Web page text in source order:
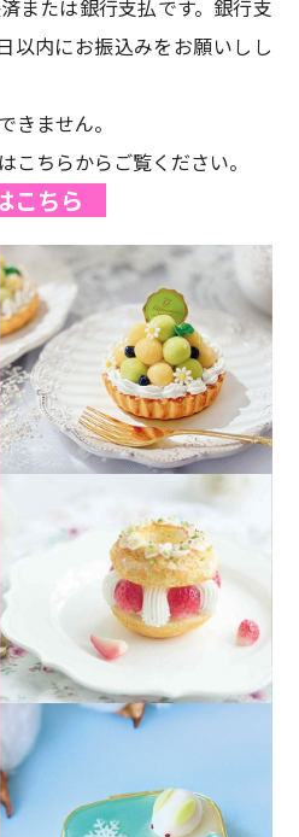
または銀行支払です。銀行支
以内にお振込みをお願いしし
きません。
こちらからご覧ください。
こちら